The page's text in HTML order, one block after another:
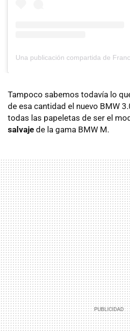
Tampoco sabemos todavía lo
de esa cantidad el nuevo BMW
todas las papeletas de ser el
salvaje de la gama BMW M.